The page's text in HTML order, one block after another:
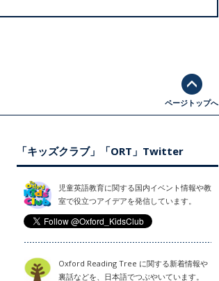
ページトップへ
「キッズクラブ」「ORT」Twitter
児童英語教育に関する国内イベント情報や教
室で役立つアイデアを発信しています。
Oxford Reading Tree に関する新着情報や
裏話などを、日本語でつぶやいています。